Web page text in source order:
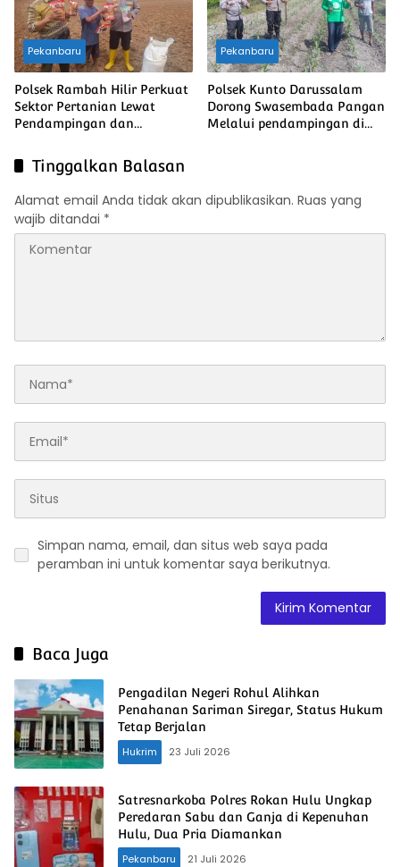
Pekanbaru
Polsek Rambah Hilir Perkuat
Sektor Pertanian Lewat
Pendampingan dan
Swasembada Pangan
Nasional
Pekanbaru
Polsek Kunto Darussalam
Dorong Swasembada Pangan
Melalui pendampingan di
Tinggalkan Balasan
Alamat email Anda tidak akan dipublikasikan. Ruas yang
wajib ditandai *
Simpan nama, email, dan situs web saya pada
peramban ini untuk komentar saya berikutnya.
Baca Juga
Pengadilan Negeri Rohul Alihkan
Penahanan Sariman Siregar, Status Hukum
Tetap Berjalan
Hukrim
23 Juli 2026
Satresnarkoba Polres Rokan Hulu Ungkap
Peredaran Sabu dan Ganja di Kepenuhan
Hulu, Dua Pria Diamankan
Pekanbaru
21 Juli 2026